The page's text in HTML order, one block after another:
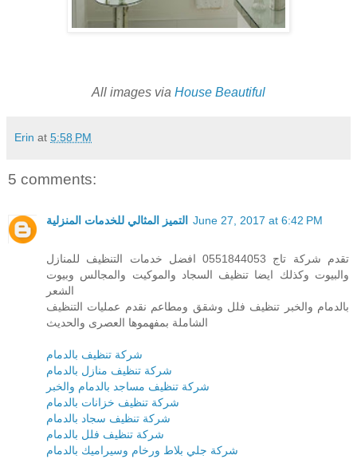
All images via House Beautiful
Erin at 5:58 PM
5 comments:
التميز المثالي للخدمات المنزلية June 27, 2017 at 6:42 PM
تقدم شركة تاج 0551844053 افضل خدمات التنظيف للمنازل
والبيوت وكذلك ايضا تنظيف السجاد والموكيت والمجالس وبيوت
الشعر
بالدمام والخبر تنظيف فلل وشقق ومطاعم نقدم عمليات التنظيف
الشاملة بمفهموها العصرى والحديث
شركة تنظيف بالدمام
شركة تنظيف منازل بالدمام
شركة تنظيف مساجد بالدمام والخبر
شركة تنظيف خزانات بالدمام
شركة تنظيف سجاد بالدمام
شركة تنظيف فلل بالدمام
شركة جلي بلاط ورخام وسيراميك بالدمام